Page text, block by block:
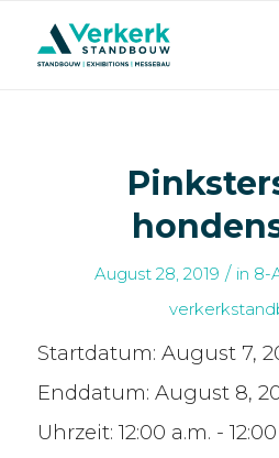
August 28, 2019 / in 8-
Startdatum: August 7,
Enddatum: August 8,
Uhrzeit: 12:00 a.m. -